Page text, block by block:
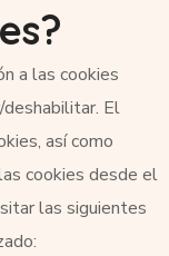
a las cookies
El
así como
cookies desde el
las siguientes